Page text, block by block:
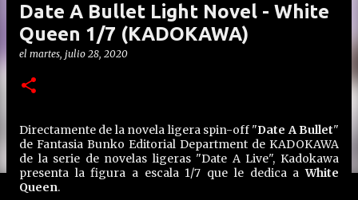
Date A Bullet Light Novel - White
Queen 1/7 (KADOKAWA)
el martes, julio 28, 2020
Directamente de la novela ligera spin-off "Date A Bullet"
de Fantasia Bunko Editorial Department de KADOKAWA
de la serie de novelas ligeras "Date A Live", Kadokawa
presenta la figura a escala 1/7 que le dedica aWhite
Queen.